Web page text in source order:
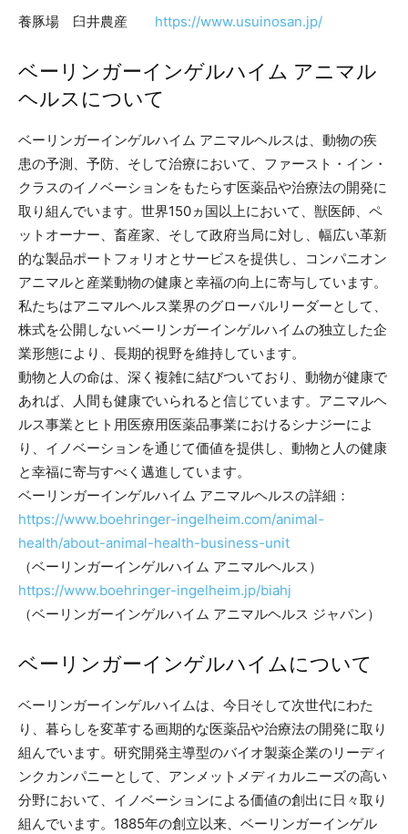
養豚場 臼井農産 https://www.usuinosan.jp/
ベーリンガーインゲルハイム アニマル
ヘルスについて
ベーリンガーインゲルハイム アニマルヘルスは、動物の疾
患の予測、予防、そして治療において、ファースト・イン・
クラスのイノベーションをもたらす医薬品や治療法の開発に
取り組んでいます。世界150ヵ国以上において、獣医師、ペ
ットオーナー、畜産家、そして政府当局に対し、幅広い革新
的な製品ポートフォリオとサービスを提供し、コンパニオン
アニマルと産業動物の健康と幸福の向上に寄与しています。
私たちはアニマルヘルス業界のグローバルリーダーとして、
株式を公開しないベーリンガーインゲルハイムの独立した企
業形態により、長期的視野を維持しています。
動物と人の命は、深く複雑に結びついており、動物が健康で
あれば、人間も健康でいられると信じています。アニマルヘ
ルス事業とヒト用医療用医薬品事業におけるシナジーによ
り、イノベーションを通じて価値を提供し、動物と人の健康
と幸福に寄与すべく邁進しています。
ベーリンガーインゲルハイム アニマルヘルスの詳細：
https://www.boehringer-ingelheim.com/animal-
health/about-animal-health-business-unit
（ベーリンガーインゲルハイム アニマルヘルス）
https://www.boehringer-ingelheim.jp/biahj
（ベーリンガーインゲルハイム アニマルヘルス ジャパン）
ベーリンガーインゲルハイムについて
ベーリンガーインゲルハイムは、今日そして次世代にわた
り、暮らしを変革する画期的な医薬品や治療法の開発に取り
組んでいます。研究開発主導型のバイオ製薬企業のリーディ
ンクカンパニーとして、アンメットメディカルニーズの高い
分野において、イノベーションによる価値の創出に日々取り
組んでいます。1885年の創立以来、ベーリンガーインゲル